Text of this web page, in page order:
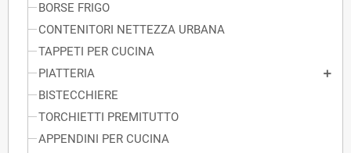
BORSE FRIGO
CONTENITORI NETTEZZA URBANA
TAPPETI PER CUCINA
PIATTERIA
BISTECCHIERE
TORCHIETTI PREMITUTTO
APPENDINI PER CUCINA